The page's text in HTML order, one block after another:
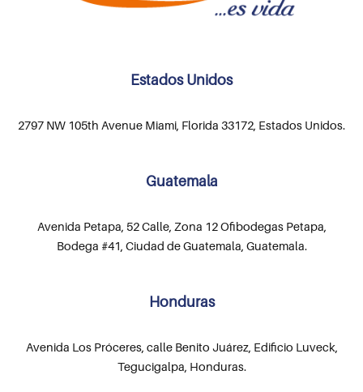
Estados Unidos
2797 NW 105th Avenue Miami, Florida 33172, Estados Unidos.
Guatemala
Avenida Petapa, 52 Calle, Zona 12 Ofibodegas Petapa,
Bodega #41, Ciudad de Guatemala, Guatemala.
Honduras
Avenida Los Próceres, calle Benito Juárez, Edificio Luveck,
Tegucigalpa, Honduras.